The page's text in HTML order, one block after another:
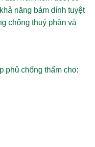
năng bám dính tuyệt
chống thuỷ phân và
phủ chống thấm cho: